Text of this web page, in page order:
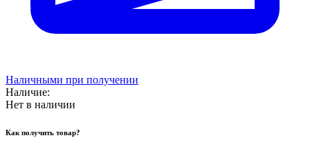
Наличными при получении
Наличие:
Нет в наличии
Как получить товар?